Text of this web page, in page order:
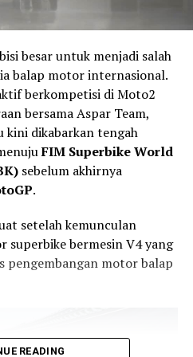
clearance mencapai
penggunaan di jalan
permukaan jalan
jok yang relatif rendah
dikendalikan, terutama
di lalu lintas padat,
GN160 menggunakan
suspensi ganda
Tenaga 19 HP
adventure, Thrust
besar untuk menjadi salah
balap motor internasional.
berkompetisi di Moto2
bersama Aspar Team,
kini dikabarkan tengah
FIM Superbike World
sebelum akhirnya
.
setelah kemunculan
superbike bermesin V4 yang
pengembangan motor balap
READING